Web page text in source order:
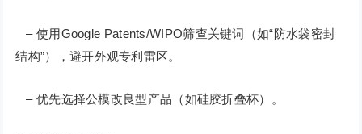
– 使用Google Patents/WIPO筛查关键词（如“防水袋密封
结构”），避开外观专利雷区。
– 优先选择公模改良型产品（如硅胶折叠杯）。